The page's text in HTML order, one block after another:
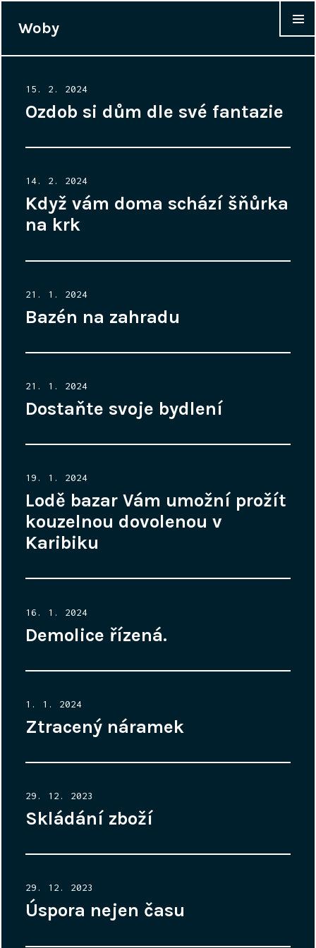
Woby
Posted
on
15. 2. 2024
Ozdob si dům dle své fantazie
Posted
on
14. 2. 2024
Když vám doma schází šňůrka
na krk
Posted
on
21. 1. 2024
Bazén na zahradu
Posted
on
21. 1. 2024
Dostaňte svoje bydlení
Posted
on
19. 1. 2024
Lodě bazar Vám umožní prožít
kouzelnou dovolenou v
Karibiku
Posted
on
16. 1. 2024
Demolice řízená.
Posted
on
1. 1. 2024
Ztracený náramek
Posted
on
29. 12. 2023
Skládání zboží
Posted
on
29. 12. 2023
Úspora nejen času